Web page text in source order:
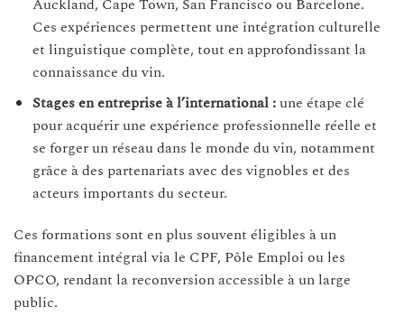
Ces expériences permettent une intégration culturelle
et linguistique complète, tout en approfondissant la
connaissance du vin.
Stages en entreprise à l’international :une étape clé
pour acquérir une expérience professionnelle réelle et
se forger un réseau dans le monde du vin, notamment
grâce à des partenariats avec des vignobles et des
acteurs importants du secteur.
Ces formations sont en plus souvent éligibles à un
financement intégral via le CPF, Pôle Emploi ou les
OPCO, rendant la reconversion accessible à un large
public.